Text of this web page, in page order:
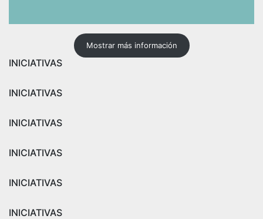
Mostrar más información
INICIATIVAS
INICIATIVAS
INICIATIVAS
INICIATIVAS
INICIATIVAS
INICIATIVAS